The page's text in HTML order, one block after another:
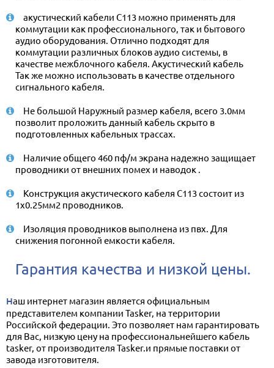
акустический кабели C113 можно применять для
коммутации как профессионального, так и бытового
аудио оборудования. Отлично подходят для
коммутации различных блоков аудио системы, в
качестве межблочного кабеля. Акустический кабель
Так же можно использовать в качестве отдельного
сигнального кабеля.
Не большой Наружный размер кабеля, всего 3.0мм
позволит проложить данный кабель скрыто в
подготовленных кабельных трассах.
Наличие общего 460 пф/м экрана надежно защищает
проводники от внешних помех и наводок .
Конструкция акустического кабеля C113 состоит из
1х0.25мм2 проводников.
Изоляция проводников выполнена из пвх. Для
снижения погонной емкости кабеля.
Гарантия качества и низкой цены.
Наш интернет магазин является официальным
представителем компании Tasker, на территории
Российской федерации. Это позволяет нам гарантировать
для Вас, низкую цену на профессиональнейшего кабель
tasker, от производителя Tasker.и прямые поставки от
завода изготовителя.